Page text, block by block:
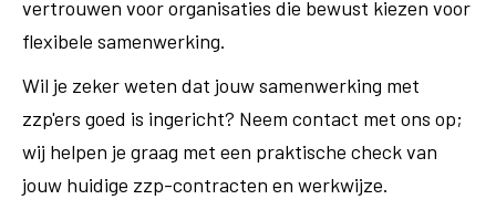
vertrouwen voor organisaties die bewust kiezen voor
flexibele samenwerking.
Wil je zeker weten dat jouw samenwerking met
zzp'ers goed is ingericht? Neem contact met ons op;
wij helpen je graag met een praktische check van
jouw huidige zzp-contracten en werkwijze.